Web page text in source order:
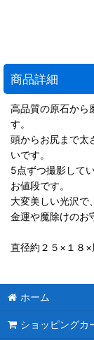
商品詳細
高品質の原石から
す。
頭からお尻まで太
いです。
5点ずつ撮影して
お値段です。
大変美しい光沢で
金運や魔除けのお
直径約２５×１８×
ホーム
ショッピングカ